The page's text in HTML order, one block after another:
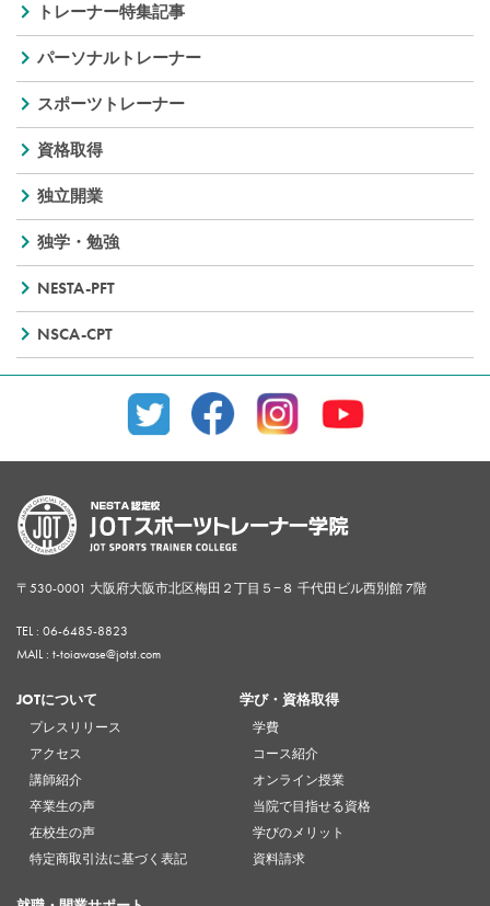
トレーナー特集記事
パーソナルトレーナー
スポーツトレーナー
資格取得
独立開業
独学・勉強
NESTA-PFT
NSCA-CPT
〒530-0001 大阪府大阪市北区梅田２丁目５−８ 千代田ビル西別館 7階
TEL : 06-6485-8823
MAIL : t-toiawase@jotst.com
JOTについて
プレスリリース
アクセス
講師紹介
卒業生の声
在校生の声
特定商取引法に基づく表記
学び・資格取得
学費
コース紹介
オンライン授業
当院で目指せる資格
学びのメリット
資料請求